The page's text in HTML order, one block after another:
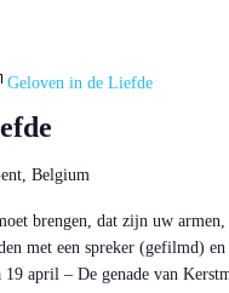
Geloven in de Liefde
Belgium
brengen, dat zijn uw armen,
met een spreker (gefilmd) en
april – De genade van